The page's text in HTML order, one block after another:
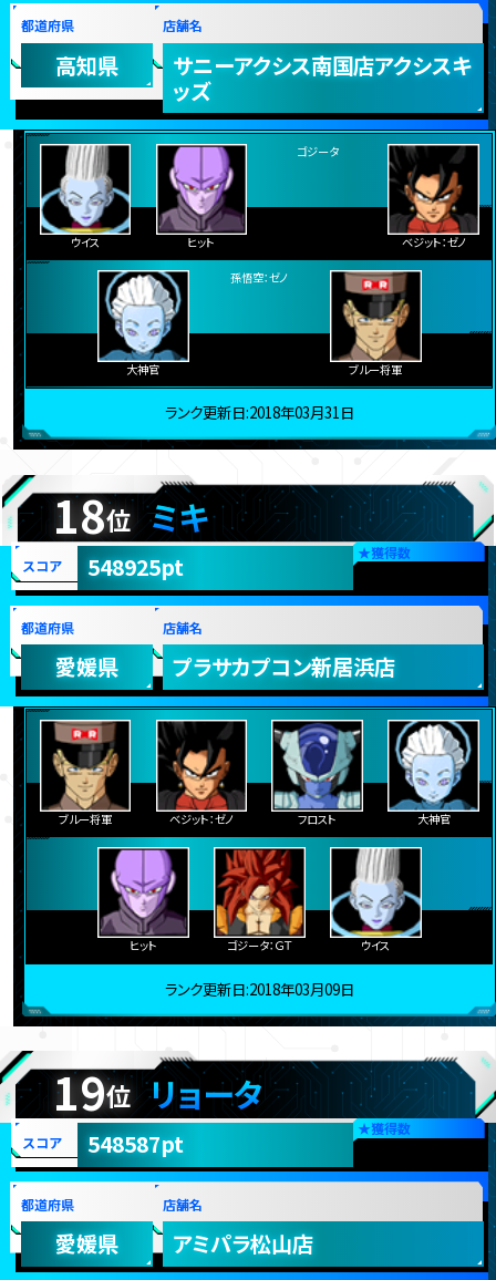
17位 ヒカル
★獲得数
スコア 550943pt
都道府県
高知県
店舗名
サニーアクシス南国店アクシスキ
ッズ
ウイス ヒット
ゴジータ
ベジット：ゼノ
大神官 ブルー将軍
ランク更新日:2018年03月31日
18位 ミキ
★獲得数
スコア 548925pt
都道府県
愛媛県
店舗名
プラサカプコン新居浜店
ブルー将軍 ベジット：ゼノ フロスト 大神官
ヒット ゴジータ：ＧＴ ウイス
ランク更新日:2018年03月09日
19位 リョータ
スコア 548587pt